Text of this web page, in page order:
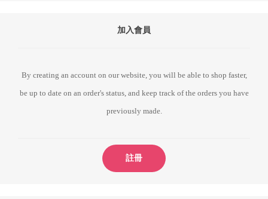
加入會員
By creating an account on our website, you will be able to shop faster,
be up to date on an order's status, and keep track of the orders you have
previously made.
註冊